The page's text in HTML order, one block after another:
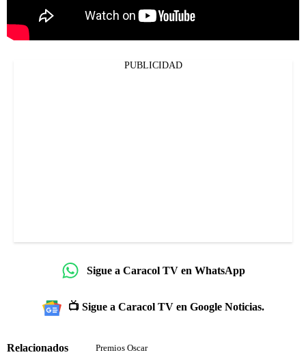
PUBLICIDAD
Sigue a Caracol TV en WhatsApp
📺 Sigue a Caracol TV en Google Noticias.
Relacionados Premios Oscar